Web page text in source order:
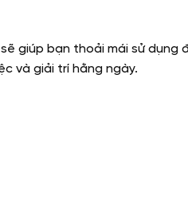
giúp bạn thoải mái sử dụng
và giải trí hằng ngày.